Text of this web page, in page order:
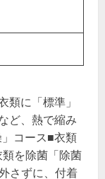
類に「標準」
ど、熱で縮み
コース■衣類
を除菌「除菌
さずに、付着